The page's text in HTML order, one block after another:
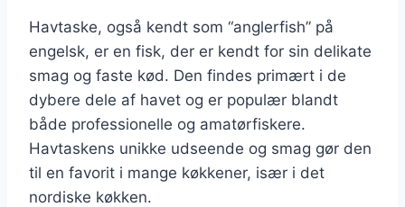
Havtaske, også kendt som “anglerfish” på
engelsk, er en fisk, der er kendt for sin delikate
smag og faste kød. Den findes primært i de
dybere dele af havet og er populær blandt
både professionelle og amatørfiskere.
Havtaskens unikke udseende og smag gør den
til en favorit i mange køkkener, især i det
nordiske køkken.